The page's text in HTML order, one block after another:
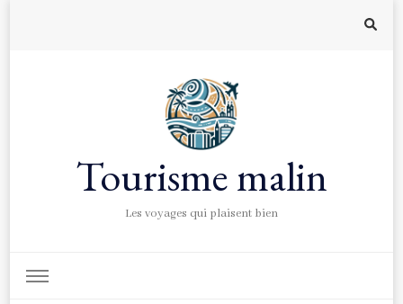
Tourisme malin
Les voyages qui plaisent bien